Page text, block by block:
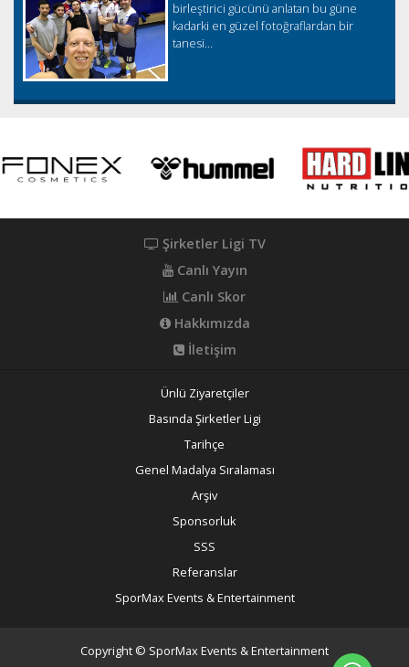
birleştirici gücünü anlatan bu güne
kadarki en güzel fotoğraflardan bir
tanesi...
Şirketler Ligi TV
Canlı Yayın
Canlı Skor
Hakkımızda
İletişim
Ünlü Ziyaretçiler
Basında Şirketler Ligi
Tarihçe
Genel Madalya Sıralaması
Arşiv
Sponsorluk
SSS
Referanslar
SporMax Events & Entertainment
Copyright © SporMax Events & Entertainment